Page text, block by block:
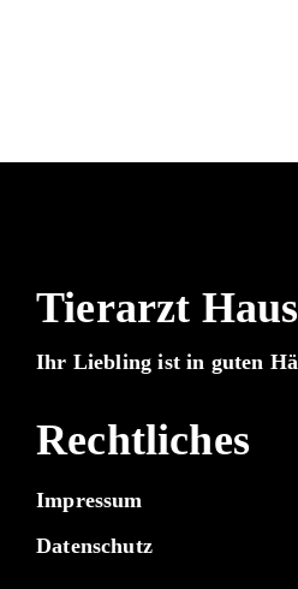
Tierarzt
Ihr Liebling ist in guten
Rechtliches
Impressum
Datenschutz